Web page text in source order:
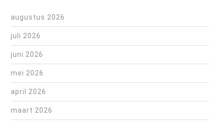
augustus 2026
juli 2026
juni 2026
mei 2026
april 2026
maart 2026